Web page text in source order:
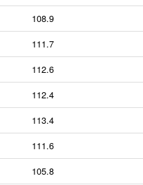
108.9
111.7
112.6
112.4
113.4
111.6
105.8